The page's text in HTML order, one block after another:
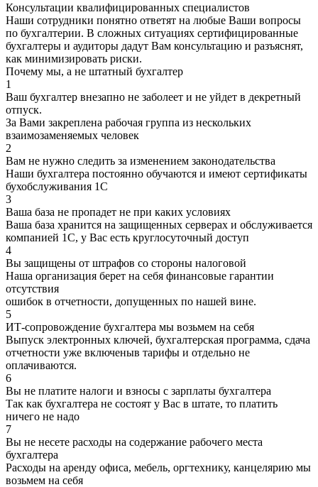
Консультации квалифицированных специалистов
Наши сотрудники понятно ответят на любые Ваши вопросы
по бухгалтерии. В сложных ситуациях сертифицированные
бухгалтеры и аудиторы дадут Вам консультацию и разъяснят,
как минимизировать риски.
Почему мы, а не штатный бухгалтер
1
Ваш бухгалтер внезапно не заболеет и не уйдет в декретный
отпуск.
За Вами закреплена рабочая группа из нескольких
взаимозаменяемых человек
2
Вам не нужно следить за изменением законодательства
Наши бухгалтера постоянно обучаются и имеют сертификаты
бухобслуживания 1С
3
Ваша база не пропадет не при каких условиях
Ваша база хранится на защищенных серверах и обслуживается
компанией 1С, у Вас есть круглосуточный доступ
4
Вы защищены от штрафов со стороны налоговой
Наша организация берет на себя финансовые гарантии
отсутствия
ошибок в отчетности, допущенных по нашей вине.
5
ИТ-сопровождение бухгалтера мы возьмем на себя
Выпуск электронных ключей, бухгалтерская программа, сдача
отчетности уже включеныв тарифы и отдельно не
оплачиваются.
6
Вы не платите налоги и взносы с зарплаты бухгалтера
Так как бухгалтера не состоят у Вас в штате, то платить
ничего не надо
7
Вы не несете расходы на содержание рабочего места
бухгалтера
Расходы на аренду офиса, мебель, оргтехнику, канцелярию мы
возьмем на себя